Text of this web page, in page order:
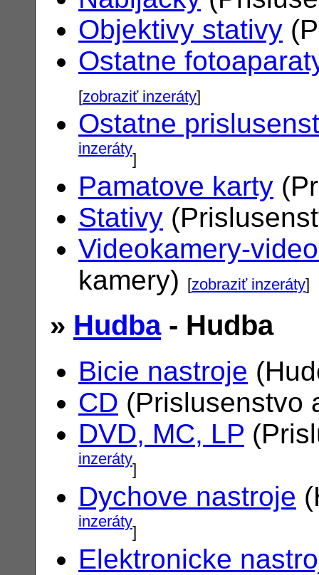
Objektivy stativy
Ostatne
[zobraziť inzeráty]
Ostatne
inzeráty]
Pamatove karty
Stativy
Videokamery-
kamery) [zobraziť inzeráty]
» Hudba- Hudba
Bicie nastroje
CD (Prislusenstvo
DVD, MC, LP
inzeráty]
Dychove nastroje
inzeráty]
Elektronicke